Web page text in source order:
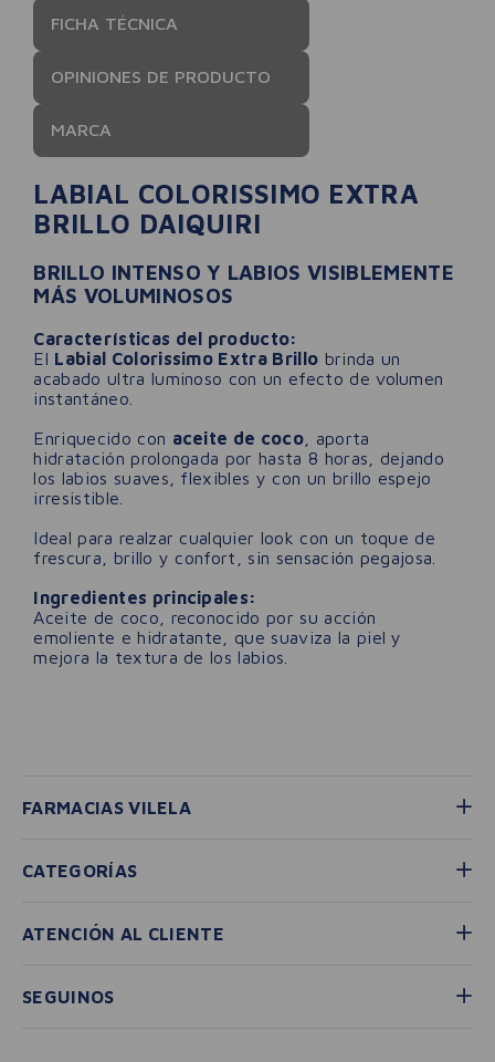
FICHA TÉCNICA
OPINIONES DE PRODUCTO
MARCA
LABIAL COLORISSIMO EXTRA
BRILLO DAIQUIRI
BRILLO INTENSO Y LABIOS VISIBLEMENTE
MÁS VOLUMINOSOS
Características del producto:
El Labial Colorissimo Extra Brillo brinda un
acabado ultra luminoso con un efecto de volumen
instantáneo.
Enriquecido con aceite de coco , aporta
hidratación prolongada por hasta 8 horas, dejando
los labios suaves, flexibles y con un brillo espejo
irresistible.
Ideal para realzar cualquier look con un toque de
frescura, brillo y confort, sin sensación pegajosa.
Ingredientes principales:
Aceite de coco, reconocido por su acción
emoliente e hidratante, que suaviza la piel y
mejora la textura de los labios.
Lips Cherry